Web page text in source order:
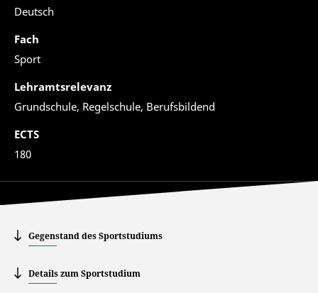
Deutsch
Fach
Sport
Lehramtsrelevanz
Grundschule, Regelschule, Berufsbildend
ECTS
180
Gegenstand des Sportstudiums
Details zum Sportstudium